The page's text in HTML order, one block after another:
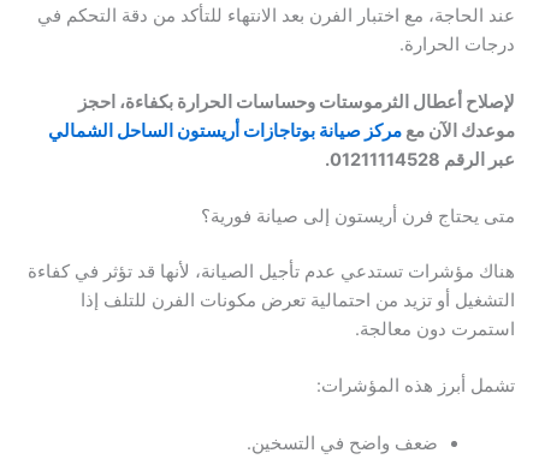
عند الحاجة، مع اختبار الفرن بعد الانتهاء للتأكد من دقة التحكم في
درجات الحرارة.
لإصلاح أعطال الثرموستات وحساسات الحرارة بكفاءة، احجز
موعدك الآن مع مركز صيانة بوتاجازات أريستون الساحل الشمالي
عبر الرقم 01211114528.
متى يحتاج فرن أريستون إلى صيانة فورية؟
هناك مؤشرات تستدعي عدم تأجيل الصيانة، لأنها قد تؤثر في كفاءة
التشغيل أو تزيد من احتمالية تعرض مكونات الفرن للتلف إذا
استمرت دون معالجة.
تشمل أبرز هذه المؤشرات:
ضعف واضح في التسخين.